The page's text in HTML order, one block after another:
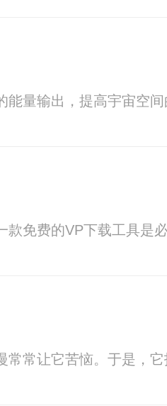
量输出，提高宇宙空
免费的VP下载工具
常让它苦恼。于是，